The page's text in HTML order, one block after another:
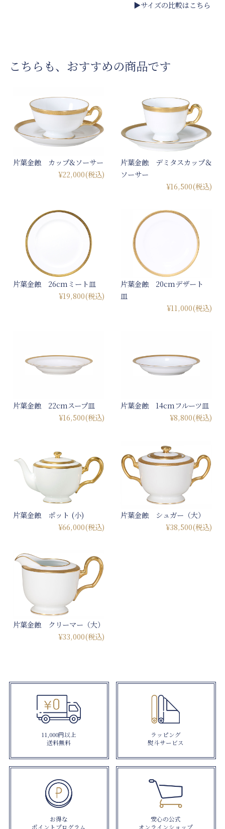
▶サイズの比較はこちら
こちらも、おすすめの商品です
片葉金蝕 カップ&ソーサー
¥22,000(税込)
片葉金蝕 デミタスカップ＆
ソーサー
¥16,500(税込)
片葉金蝕 26cmミート皿
¥19,800(税込)
片葉金蝕 20cmデザート
皿
¥11,000(税込)
片葉金蝕 22cmスープ皿
¥16,500(税込)
片葉金蝕 14cmフルーツ皿
¥8,800(税込)
片葉金蝕 ポット (小)
¥66,000(税込)
片葉金蝕 シュガー（大）
¥38,500(税込)
片葉金蝕 クリーマー（大）
¥33,000(税込)
11,000円以上
送料無料
ラッピング
熨斗サービス
お得な
ポイントプログラム
安心の公式
オンラインショップ